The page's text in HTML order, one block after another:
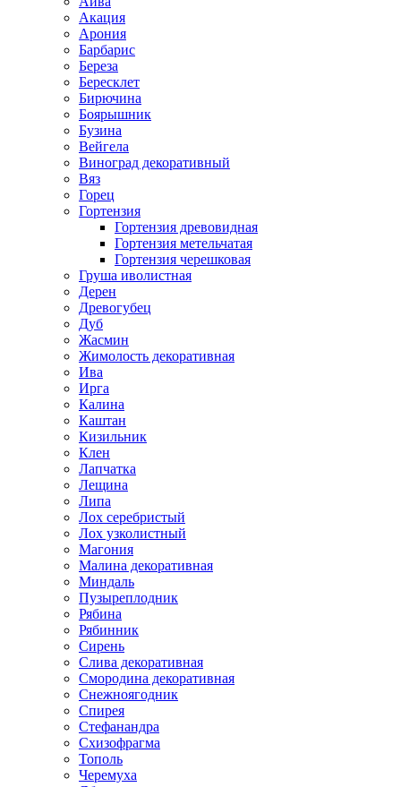
Акация
Арония
Барбарис
Береза
Бересклет
Бирючина
Боярышник
Бузина
Вейгела
Виноград декоративный
Вяз
Горец
Гортензия
Гортензия древовидная
Гортензия метельчатая
Гортензия черешковая
Груша иволистная
Дерен
Древогубец
Дуб
Жасмин
Жимолость декоративная
Ива
Ирга
Калина
Каштан
Кизильник
Клен
Лапчатка
Лещина
Липа
Лох серебристый
Лох узколистный
Магония
Малина декоративная
Миндаль
Пузыреплодник
Рябина
Рябинник
Сирень
Слива декоративная
Смородина декоративная
Снежноягодник
Спирея
Стефанандра
Схизофрагма
Тополь
Черемуха